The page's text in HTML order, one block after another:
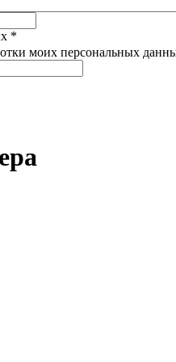
*
моих персональных